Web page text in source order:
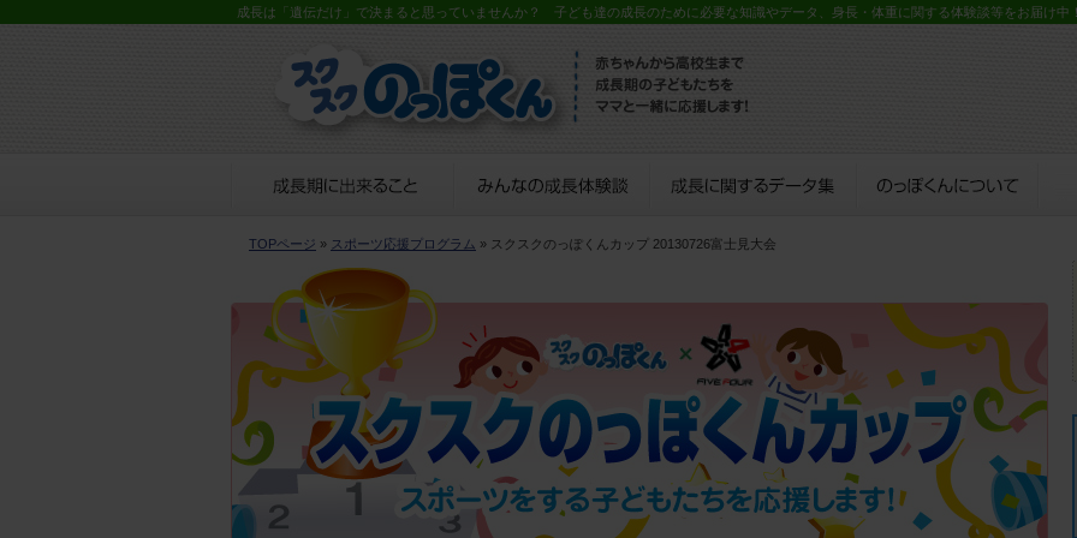
成長は「遺伝だけ」で決まると思っていませんか？ 子ども達の成長のために必要な知識やデータ、身長・体重に関する体験談等をお届け中
TOPページ » スポーツ応援プログラム » スクスクのっぽくんカップ 20130726富士見大会